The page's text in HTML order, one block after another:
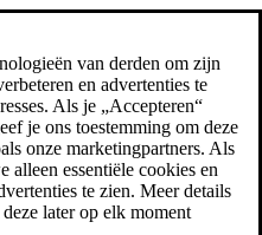
van derden om zijn
en advertenties te
Als je „Accepteren“
je ons toestemming om deze
onze marketingpartners. Als
alleen essentiële cookies en
te zien. Meer details
later op elk moment
jezelf de beste prijs!